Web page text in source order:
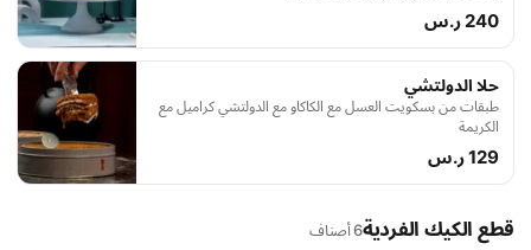
240 ر.س
حلا الدولتشي
طبقات من بسكويت العسل مع الكاكاو مع الدولتشي كراميل مع
الكريمة
129 ر.س
قطع الكيك الفردية6 أصناف